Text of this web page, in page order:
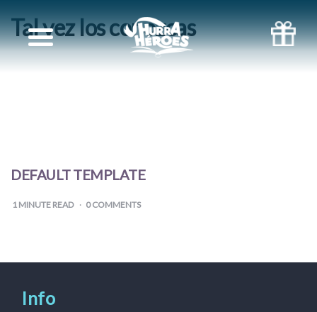
Tal vez los conozcas
DEFAULT TEMPLATE
1 MINUTE READ 0 COMMENTS
LIBRO
DEL
Info